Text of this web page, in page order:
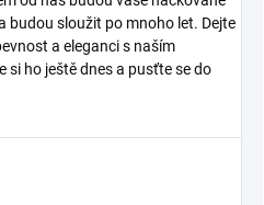
budou sloužit po mnoho let. Dejte
a eleganci s naším
si ho ještě dnes a pusťte se do